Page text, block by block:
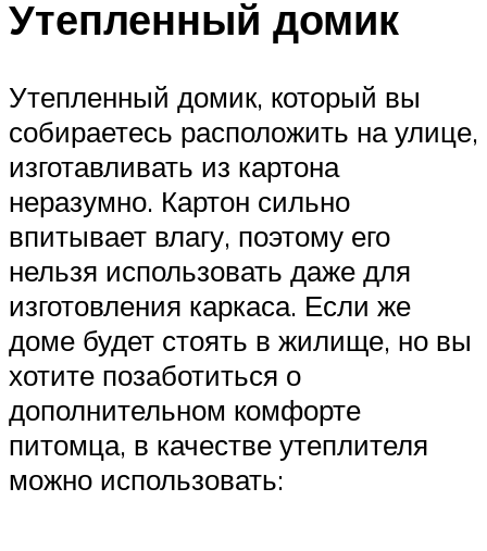
Утепленный домик
Утепленный домик, который вы
собираетесь расположить на улице,
изготавливать из картона
неразумно. Картон сильно
впитывает влагу, поэтому его
нельзя использовать даже для
изготовления каркаса. Если же
доме будет стоять в жилище, но вы
хотите позаботиться о
дополнительном комфорте
питомца, в качестве утеплителя
можно использовать: